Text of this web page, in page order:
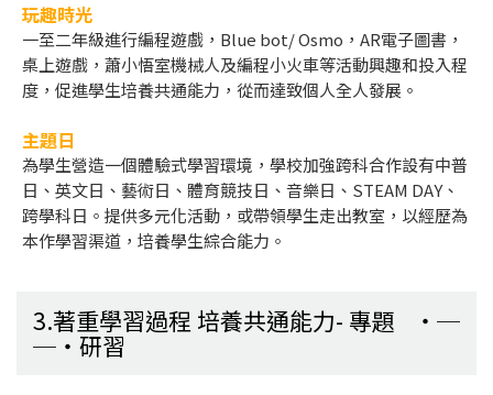
玩趣時光
一至二年級進行編程遊戲，Blue bot/ Osmo，AR電子圖書，
桌上遊戲，蕭小悟室機械人及編程小火車等活動興趣和投入程
度，促進學生培養共通能力，從而達致個人全人發展。
主題日
為學生營造一個體驗式學習環境，學校加強跨科合作設有中普
日、英文日、藝術日、體育競技日、音樂日、STEAM DAY、
跨學科日。提供多元化活動，或帶領學生走出教室，以經歷為
本作學習渠道，培養學生綜合能力。
3.著重學習過程 培養共通能力- 專題
研習